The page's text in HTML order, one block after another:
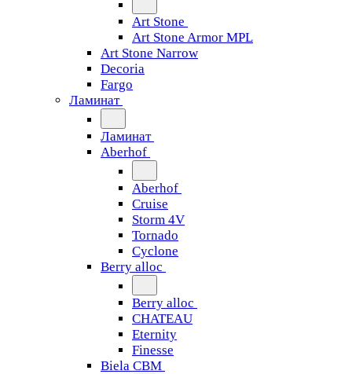
Art Stone
Art Stone Armor MPL
Art Stone Narrow
Decoria
Fargo
Ламинат
Ламинат
Aberhof
Aberhof
Cruise
Storm 4V
Tornado
Сyclone
Berry alloc
Berry alloc
CHATEAU
Eternity
Finesse
Biela CBM